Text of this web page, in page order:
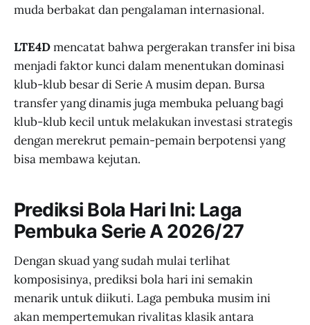
muda berbakat dan pengalaman internasional.
LTE4Dmencatat bahwa pergerakan transfer ini bisa
menjadi faktor kunci dalam menentukan dominasi
klub-klub besar di Serie A musim depan. Bursa
transfer yang dinamis juga membuka peluang bagi
klub-klub kecil untuk melakukan investasi strategis
dengan merekrut pemain-pemain berpotensi yang
bisa membawa kejutan.
Prediksi Bola Hari Ini: Laga
Pembuka Serie A 2026/27
Dengan skuad yang sudah mulai terlihat
komposisinya, prediksi bola hari ini semakin
menarik untuk diikuti. Laga pembuka musim ini
akan mempertemukan rivalitas klasik antara